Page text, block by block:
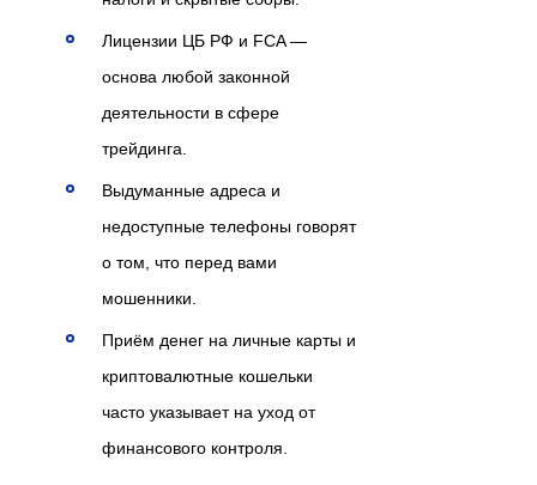
Лицензии ЦБ РФ и FCA —
основа любой законной
деятельности в сфере
трейдинга.
Выдуманные адреса и
недоступные телефоны говорят
о том, что перед вами
мошенники.
Приём денег на личные карты и
криптовалютные кошельки
часто указывает на уход от
финансового контроля.